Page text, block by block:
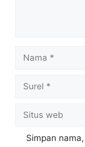
web
Simpan